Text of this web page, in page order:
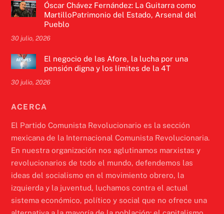
Óscar Chávez Fernández: La Guitarra como
MartilloPatrimonio del Estado, Arsenal del
Pueblo
30 julio, 2026
El negocio de las Afore, la lucha por una
pensión digna y los límites de la 4T
30 julio, 2026
ACERCA
El Partido Comunista Revolucionario es la sección
mexicana de la Internacional Comunista Revolucionaria.
En nuestra organización nos aglutinamos marxistas y
revolucionarios de todo el mundo, defendemos las
ideas del socialismo en el movimiento obrero, la
izquierda y la juventud, luchamos contra el actual
sistema económico, político y social que no ofrece una